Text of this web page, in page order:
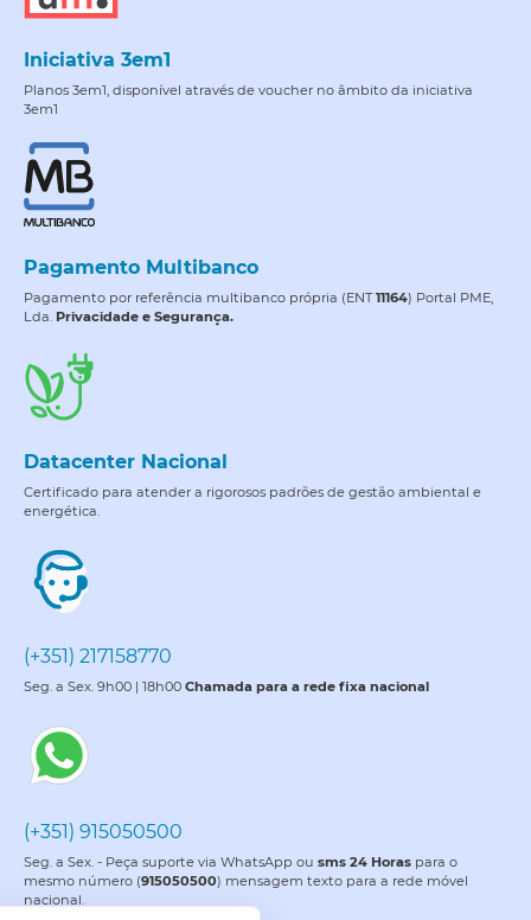
Iniciativa 3em1
Planos 3em1, disponível através de voucher no âmbito da iniciativa
3em1
Pagamento Multibanco
Pagamento por referência multibanco própria (ENT11164) Portal PME,
Lda. Privacidade e Segurança.
Datacenter Nacional
Certificado para atender a rigorosos padrões de gestão ambiental e
energética.
(+351) 217158770
Seg. a Sex. 9h00 | 18h00 Chamada para a rede fixa nacional
(+351) 915050500
Seg. a Sex. - Peça suporte via WhatsApp ou sms 24 Horas para o
mesmo número (915050500) mensagem texto para a rede móvel
nacional.